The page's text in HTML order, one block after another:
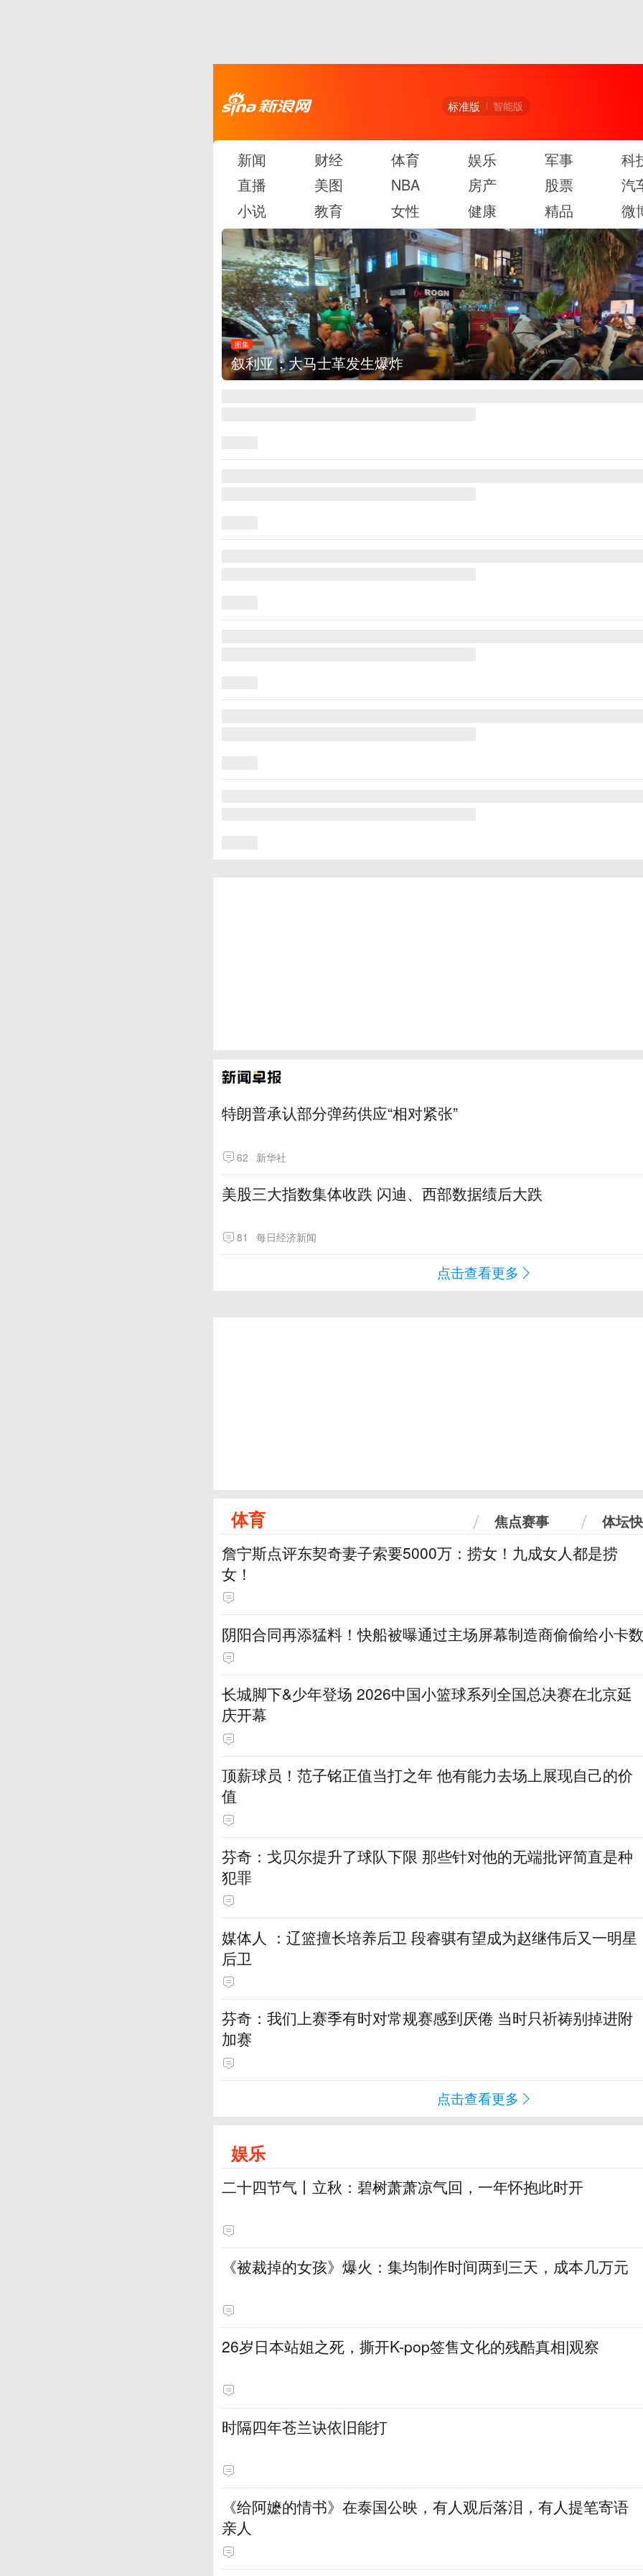
标准版 智能版
新闻 财经 体育 娱乐 军事
科
直播
美图 NBA 房产 股票
汽
小说
教育 女性 健康 精品 微
图集
云南弥勒：欢庆火把节
特朗普承认部分弹药供应“相对紧张”
62 新华社
美股三大指数集体收跌 闪迪、西部数据绩后大跌
81 每日经济新闻
点击查看更多
体育 焦点赛事 体坛
詹宁斯点评东契奇妻子索要5000万：捞女！九成女人都是捞
女！
阴阳合同再添猛料！快船被曝通过主场屏幕制造商偷偷给小卡
长城脚下&少年登场 2026中国小篮球系列全国总决赛在北京延
庆开幕
顶薪球员！范子铭正值当打之年 他有能力去场上展现自己的价
值
芬奇：戈贝尔提升了球队下限 那些针对他的无端批评简直是种
犯罪
媒体人 ：辽篮擅长培养后卫 段睿骐有望成为赵继伟后又一明星
后卫
芬奇：我们上赛季有时对常规赛感到厌倦 当时只祈祷别掉进附
加赛
点击查看更多
娱乐
二十四节气丨立秋：碧树萧萧凉气回，一年怀抱此时开
《被裁掉的女孩》爆火：集均制作时间两到三天，成本几万元
​26岁日本站姐之死，撕开K-pop签售文化的残酷真相|观察
时隔四年苍兰诀依旧能打
《给阿嬷的情书》在泰国公映，有人观后落泪，有人提笔寄语
亲人